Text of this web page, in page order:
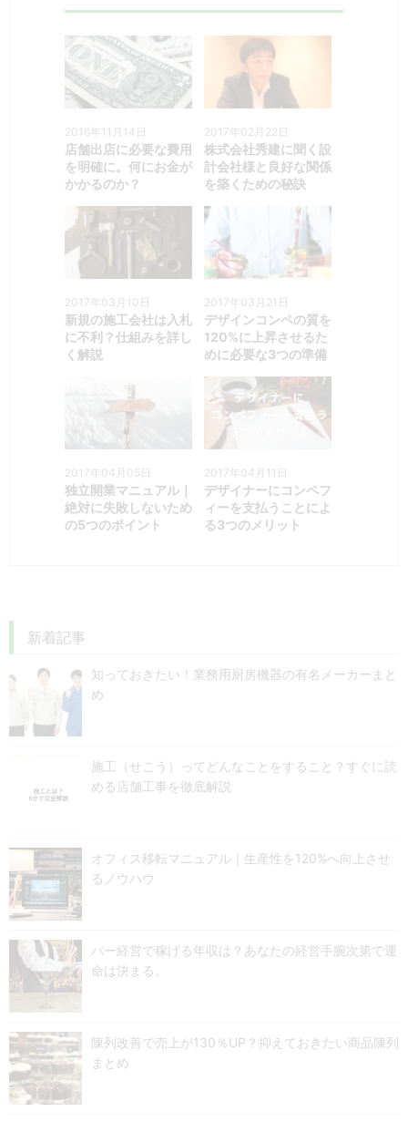
2016年11月14日
店舗出店に必要な費用
を明確に。何にお金が
かかるのか？
2017年02月22日
株式会社秀建に聞く設
計会社様と良好な関係
を築くための秘訣
2017年03月10日
新規の施工会社は入札
に不利？仕組みを詳し
く解説
2017年03月21日
デザインコンペの質を
120%に上昇させるた
めに必要な3つの準備
2017年04月05日
独立開業マニュアル｜
絶対に失敗しないため
の5つのポイント
2017年04月11日
デザイナーにコンペフ
ィーを支払うことによ
る3つのメリット
新着記事
知っておきたい！業務用厨房機器の有名メーカーまと
め
施工（せこう）ってどんなことをすること？すぐに読
める店舗工事を徹底解説
オフィス移転マニュアル｜生産性を120%へ向上させ
るノウハウ
バー経営で稼げる年収は？あなたの経営手腕次第で運
命は決まる。
陳列改善で売上が130％UP？抑えておきたい商品陳列
まとめ